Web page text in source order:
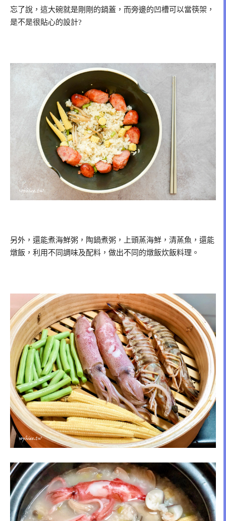
忘了說，這大碗就是剛剛的鍋蓋，而旁邊的凹槽可以當筷架，
是不是很貼心的設計?
另外，還能煮海鮮粥，陶鍋煮粥，上頭蒸海鮮，清蒸魚，還能
燉飯，利用不同調味及配料，做出不同的燉飯炊飯料理。